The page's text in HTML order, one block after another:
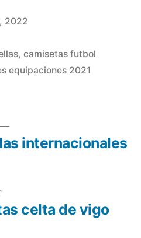
2022
, camisetas futbol
equipaciones 2021
Entrada
anterior:
celta de vigo
Entrada
siguiente:
internacionales